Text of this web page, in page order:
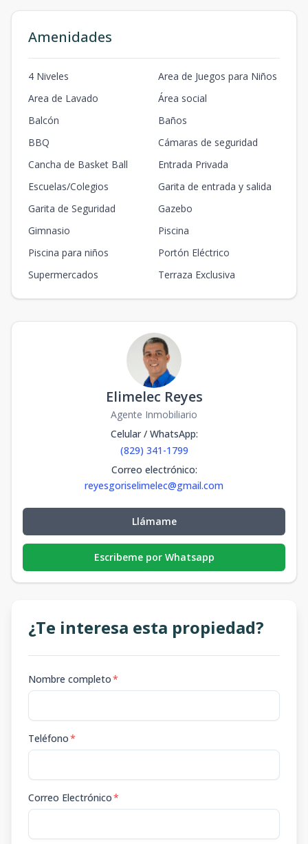
Amenidades
4 Niveles
Area de Juegos para Niños
Area de Lavado
Área social
Balcón
Baños
BBQ
Cámaras de seguridad
Cancha de Basket Ball
Entrada Privada
Escuelas/Colegios
Garita de entrada y salida
Garita de Seguridad
Gazebo
Gimnasio
Piscina
Piscina para niños
Portón Eléctrico
Supermercados
Terraza Exclusiva
Elimelec Reyes
Agente Inmobiliario
Celular / WhatsApp:
(829) 341-1799
Correo electrónico:
reyesgoriselimelec@gmail.com
Llámame
Escribeme por Whatsapp
¿Te interesa esta propiedad?
Nombre completo*
Teléfono*
Correo Electrónico*